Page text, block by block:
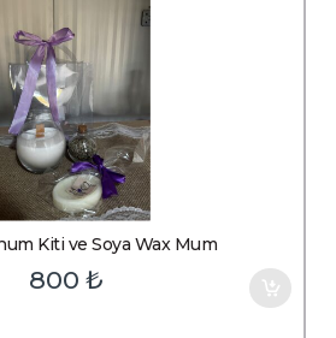
Kiti ve Soya Wax Mum
800₺